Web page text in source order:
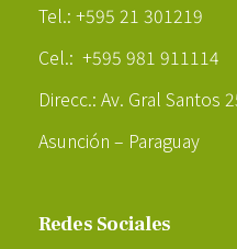
Tel.: +595 21 301219
Cel.: +595 981 911114
Direcc.: Av. Gral Santos
Asunción – Paraguay
Redes Sociales